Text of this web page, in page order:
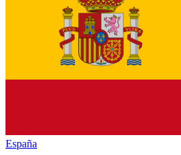
España